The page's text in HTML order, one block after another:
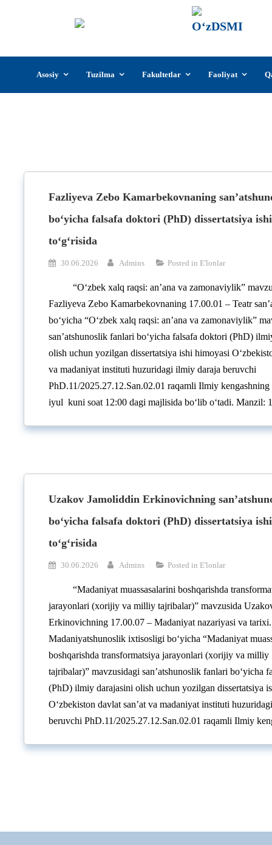
content
Asosiy Tuzilma Fakultetlar Faoliyat
Fazliyeva Zebo Kamarbekovnaning
bo‘yicha falsafa doktori (PhD) dissertatsiya
to‘g‘risida
30.06.2026 Admins Posted in E'lonlar
“O‘zbek xalq raqsi: an’ana va zamonaviylik”
Fazliyeva Zebo Kamarbekovnaning 17.00.01 – Teatr
bo‘yicha “O‘zbek xalq raqsi: an’ana va zamonaviylik”
san’atshunoslik fanlari bo‘yicha falsafa doktori (PhD)
olish uchun yozilgan dissertatsiya ishi himoyasi
va madaniyat instituti huzuridagi ilmiy daraja beruvchi
PhD.11/2025.27.12.San.02.01 raqamli Ilmiy
iyul kuni soat 12:00 dagi majlisida bo‘lib o‘tadi.
Uzakov Jamoliddin Erkinovichning
bo‘yicha falsafa doktori (PhD) dissertatsiya
to‘g‘risida
30.06.2026 Admins Posted in E'lonlar
“Madaniyat muassasalarini boshqarishda
jarayonlari (xorijiy va milliy tajribalar)” mavzusida
Erkinovichning 17.00.07 – Madaniyat nazariyasi va tarixi.
Madaniyatshunoslik ixtisosligi bo‘yicha “Madaniyat
boshqarishda transformatsiya jarayonlari (xorijiy va milliy
tajribalar)” mavzusidagi san’atshunoslik fanlari bo‘yicha
(PhD) ilmiy darajasini olish uchun yozilgan dissertatsiya
O‘zbekiston davlat san’at va madaniyat instituti
beruvchi PhD.11/2025.27.12.San.02.01 raqamli Ilmiy